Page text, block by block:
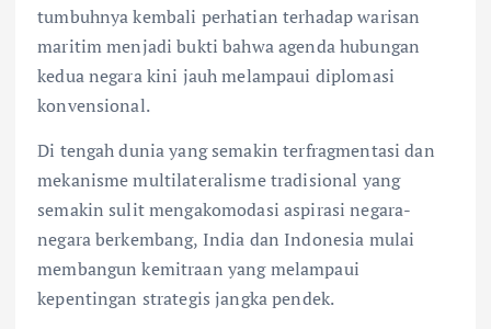
tumbuhnya kembali perhatian terhadap warisan
maritim menjadi bukti bahwa agenda hubungan
kedua negara kini jauh melampaui diplomasi
konvensional.
Di tengah dunia yang semakin terfragmentasi dan
mekanisme multilateralisme tradisional yang
semakin sulit mengakomodasi aspirasi negara-
negara berkembang, India dan Indonesia mulai
membangun kemitraan yang melampaui
kepentingan strategis jangka pendek.